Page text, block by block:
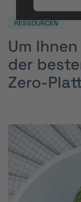
RESSOURCEN
Um
der
Zero-